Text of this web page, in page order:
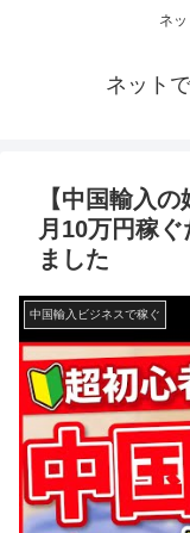
ネ
ネット
【中国輸入
月10万円稼
ました
中国輸入ビジネスで稼ぐ